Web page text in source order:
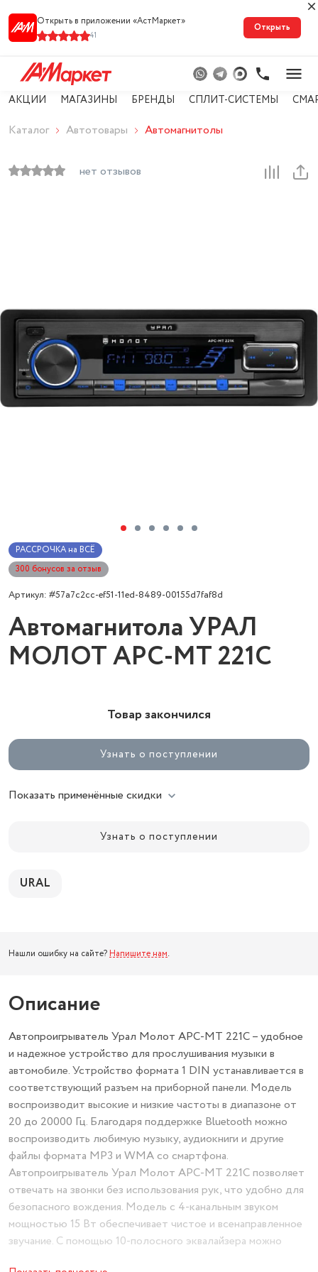
Открыть в приложении «АстМарке‪т‬»
41
Открыть
АКЦИИ МАГАЗИНЫ БРЕНДЫ СПЛИТ-СИСТЕМЫ
Каталог Автотовары Автомагнитолы
нет отзывов
РАССРОЧКА на ВСЁ
300 бонусов за отзыв
Артикул: #57a7c2cc-ef51-11ed-8489-00155d7faf8d
Автомагнитола УРАЛ
МОЛОТ АРС-МТ 221С
Товар закончился
Узнать о поступлении
Показать применённые скидки
Узнать о поступлении
URAL
Нашли ошибку на сайте? Напишите нам.
Описание
Автопроигрыватель Урал Молот АРС-МТ 221C – удобное
и надежное устройство для прослушивания музыки в
автомобиле. Устройство формата 1 DIN устанавливается в
соответствующий разъем на приборной панели. Модель
воспроизводит высокие и низкие частоты в диапазоне от
20 до 20000 Гц. Благодаря поддержке Bluetooth можно
воспроизводить любимую музыку, аудиокниги и другие
файлы формата MP3 и WMA со смартфона.
Автопроигрыватель Урал Молот АРС-МТ 221C позволяет
отвечать на звонки без использования рук, что удобно для
безопасного вождения. Модель с 4-канальным звуком
мощностью 15 Вт обеспечивает чистое и всенаправленное
звучание. С помощью 10-полосного эквалайзера можно